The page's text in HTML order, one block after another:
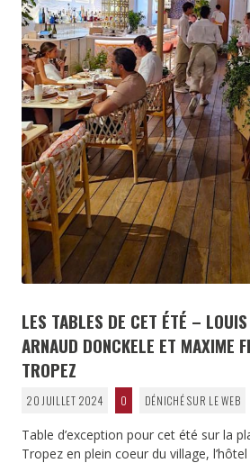
LES TABLES DE CET ÉTÉ –
ARNAUD DONCKELE ET MAXIME
TROPEZ
20 JUILLET 2024 0 DÉNICHÉ SUR LE WEB
Table d’exception pour cet été sur la
Tropez en plein coeur du village,